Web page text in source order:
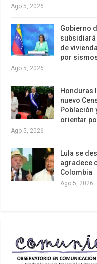
Ago 5, 2026
Gobierno
subsidiará
de
por
Ago 5, 2026
Honduras
nuevo
Población
orientar
Ago 5, 2026
Lula se
agradece
Colombia
Ago 5, 2026